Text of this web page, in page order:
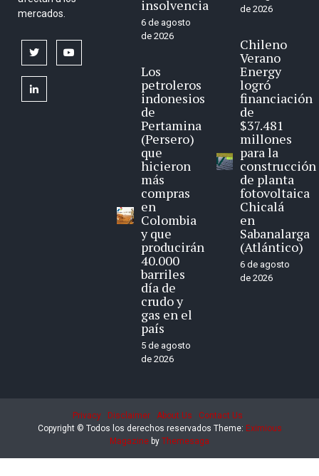
mercados.
twitter
linkedin
insolvencia
6 de agosto
de 2026
Los
petroleros
indonesios
de
Pertamina
(Persero)
que
hicieron
más
compras
en
Colombia
y que
producirán
40.000
barriles
día de
crudo y
gas en el
país
5 de agosto
de 2026
de 2026
Chileno
Verano
Energy
logró
financiación
de
$37.481
millones
para la
construcción
de planta
fotovoltaica
Chicalá
en
Sabanalarga
(Atlántico)
6 de agosto
de 2026
Privacy Disclaimer About Us
Contact Us
Copyright © Todos los derechos reservados Theme: Eximious
Magazine by Themesaga